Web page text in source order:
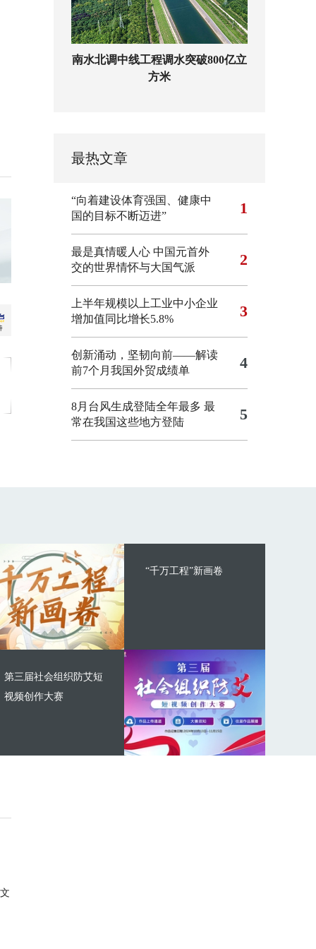
南水北调中线工程调水突破800亿立
方米
最热文章
“向着建设体育强国、健康中
国的目标不断迈进”
1
最是真情暖人心 中国元首外
交的世界情怀与大国气派
2
上半年规模以上工业中小企业
增加值同比增长5.8%
3
创新涌动，坚韧向前——解读
前7个月我国外贸成绩单
4
8月台风生成登陆全年最多 最
常在我国这些地方登陆
5
“千万工程”新画卷
第三届社会组织防艾短
视频创作大赛